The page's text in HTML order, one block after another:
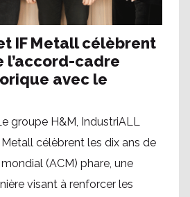
IF Metall célèbrent
l’accord-cadre
avec le
groupe H&M, IndustriALL
célèbrent les dix ans de
(ACM) phare, une
visant à renforcer les